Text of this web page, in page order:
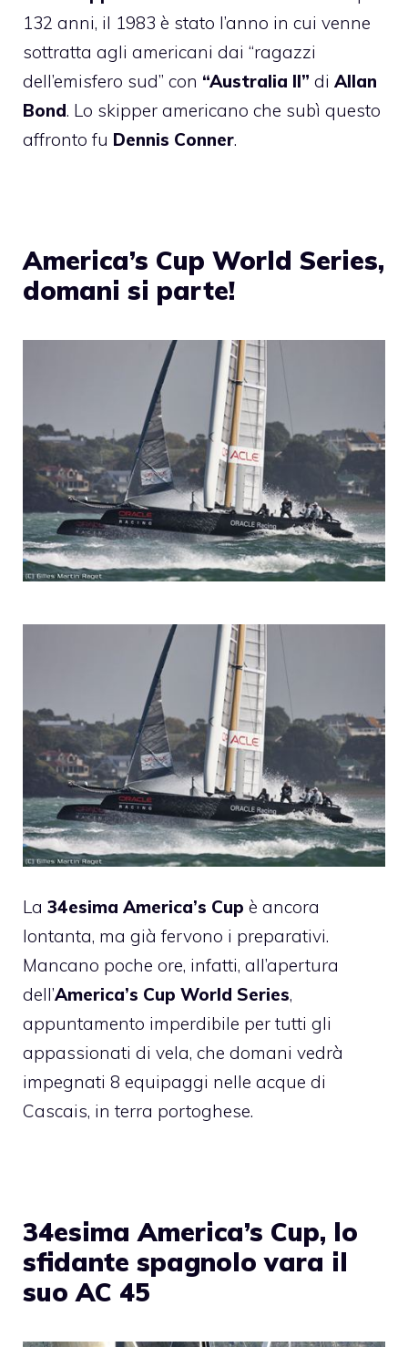
132 anni, il 1983 è stato l’anno in cui venne
sottratta agli americani dai “ragazzi
dell’emisfero sud” con “Australia II” di Allan
Bond. Lo skipper americano che subì questo
affronto fu Dennis Conner.
America’s Cup World Series,
domani si parte!
La 34esima America’s Cup è ancora
lontanta, ma già fervono i preparativi.
Mancano poche ore, infatti, all’apertura
dell’America’s Cup World Series,
appuntamento imperdibile per tutti gli
appassionati di vela, che domani vedrà
impegnati 8 equipaggi nelle acque di
Cascais, in terra portoghese.
34esima America’s Cup, lo
sfidante spagnolo vara il
suo AC 45